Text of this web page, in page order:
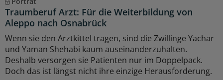
Traumberuf Arzt: Für die Weiterbildung von
Aleppo nach Osnabrück
Wenn sie den Arztkittel tragen, sind die Zwillinge Yachar
und Yaman Shehabi kaum auseinanderzuhalten.
Deshalb versorgen sie Patienten nur im Doppelpack.
Doch das ist längst nicht ihre einzige Herausforderung.